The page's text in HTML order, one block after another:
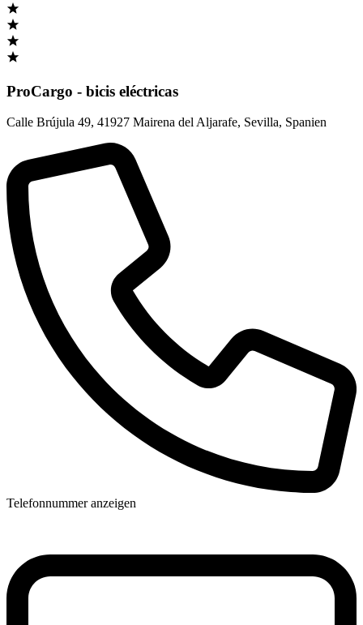
ProCargo - bicis eléctricas
Calle Brújula 49, 41927 Mairena del Aljarafe, Sevilla, Spanien
Telefonnummer anzeigen